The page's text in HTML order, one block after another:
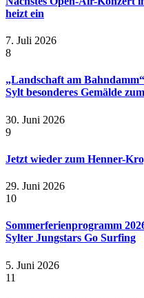
heizt ein
7. Juli 2026
8
„Landschaft am
Sylt besonderes Gemälde
30. Juni 2026
9
Jetzt wieder zum Henner-
29. Juni 2026
10
Sommerferienprogramm
Sylter Jungstars Go Surfing
5. Juni 2026
11